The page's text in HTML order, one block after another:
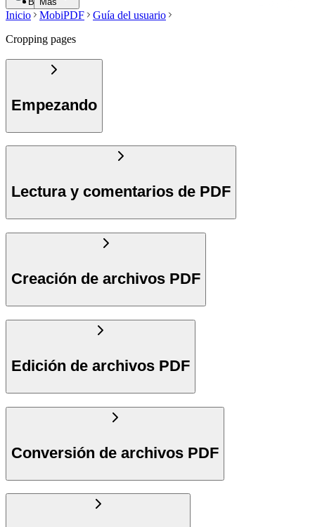
Inicio MobiPDF
Guía del usuario
Cropping pages
Empezando
Lectura y comentarios de PDF
Creación de archivos PDF
Edición de archivos PDF
Conversión de archivos PDF